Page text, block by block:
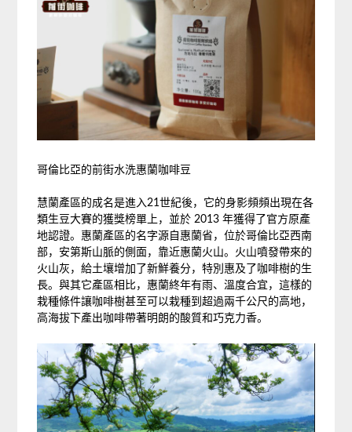
哥倫比亞的前街水洗惠蘭咖啡豆
慧蘭產區的成名是進入21世紀後，它的身影頻頻出現在各
類生豆大賽的獲獎榜單上，並於 2013 年獲得了官方原產
地認證。惠蘭產區的名字源自惠蘭省，位於哥倫比亞西南
部，安第斯山脈的側面，靠近惠蘭火山。火山噴發帶來的
火山灰，給土壤增加了新鮮養分，特別惠及了咖啡樹的生
長。與其它產區相比，惠蘭終年有雨、溫度合宜，這樣的
栽種條件讓咖啡樹甚至可以栽種到超過兩千公尺的高地，
高海拔下產出咖啡帶著明朗的酸質和巧克力香。